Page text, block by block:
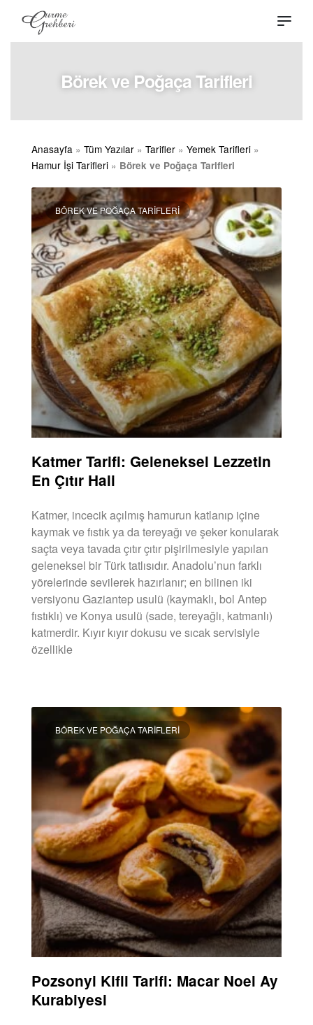
Börek ve Poğaça Tarifleri
Anasayfa » Tüm Yazılar » Tarifler » Yemek Tarifleri »
Hamur İşi Tarifleri » Börek ve Poğaça Tarifleri
BÖREK VE POĞAÇA TARIFLERI
Katmer Tarifi: Geleneksel Lezzetin
En Çıtır Hali
Katmer, incecik açılmış hamurun katlanıp içine
kaymak ve fıstık ya da tereyağı ve şeker konularak
saçta veya tavada çıtır çıtır pişirilmesiyle yapılan
geleneksel bir Türk tatlısıdır. Anadolu’nun farklı
yörelerinde sevilerek hazırlanır; en bilinen iki
versiyonu Gaziantep usulü (kaymaklı, bol Antep
fıstıklı) ve Konya usulü (sade, tereyağlı, katmanlı)
katmerdir. Kıyır kıyır dokusu ve sıcak servisiyle
özellikle
BÖREK VE POĞAÇA TARIFLERI
Pozsonyi Kifli Tarifi: Macar Noel Ay
Kurabiyesi